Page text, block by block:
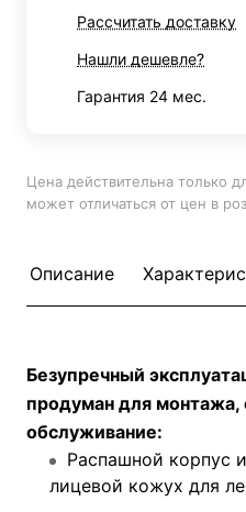
Рассчитать доставку
Нашли дешевле?
Гарантия 24 мес.
Цена действительна только
может отличаться от цен в
Описание
Безупречный
продуман для монтажа,
обслуживание:
Распашной корпус
лицевой кожух для